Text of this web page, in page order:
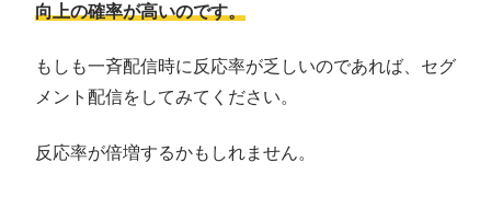
向上の確率が高いのです。
もしも一斉配信時に反応率が乏しいのであれば、セグ
メント配信をしてみてください。
反応率が倍増するかもしれません。